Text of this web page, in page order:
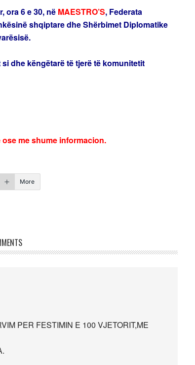
ora 6 e 30, në MAESTRO’S, Federata
shqiptare dhe Shërbimet Diplomatike
dhe këngëtarë të tjerë të komunitetit
me shume informacion.
More
PER FESTIMIN E 100 VJETORIT,ME